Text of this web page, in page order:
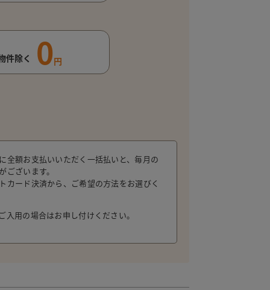
件除く 0円
全額お支払いいただく一括払いと、毎月の
ございます。
カード決済から、ご希望の方法をお選びく
用の場合はお申し付けください。